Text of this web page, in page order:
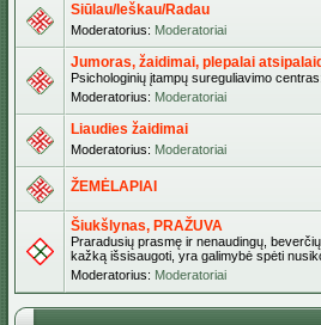
Siūlau/Ieškau/Radau
Moderatorius: Moderatoriai
Jumoras, žaidimai, plepalai
Psichologinių įtampų sureguliavimo
Moderatorius: Moderatoriai
Liaudies žaidimai
Moderatorius: Moderatoriai
ŽEMĖLAPIAI
Šiukšlynas, PRAŽUVA
Praradusių prasmę ir nenaudingų,
kažką išsisaugoti, yra galimybė spėti
Moderatorius: Moderatoriai